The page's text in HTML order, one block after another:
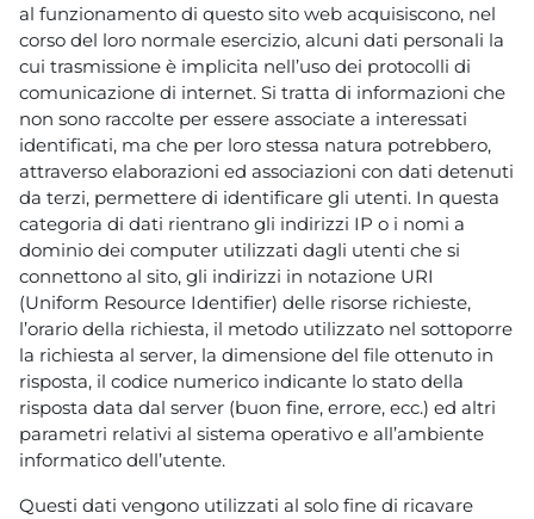
al funzionamento di questo sito web acquisiscono, nel
corso del loro normale esercizio, alcuni dati personali la
cui trasmissione è implicita nell’uso dei protocolli di
comunicazione di internet. Si tratta di informazioni che
non sono raccolte per essere associate a interessati
identificati, ma che per loro stessa natura potrebbero,
attraverso elaborazioni ed associazioni con dati detenuti
da terzi, permettere di identificare gli utenti. In questa
categoria di dati rientrano gli indirizzi IP o i nomi a
dominio dei computer utilizzati dagli utenti che si
connettono al sito, gli indirizzi in notazione URI
(Uniform Resource Identifier) delle risorse richieste,
l’orario della richiesta, il metodo utilizzato nel sottoporre
la richiesta al server, la dimensione del file ottenuto in
risposta, il codice numerico indicante lo stato della
risposta data dal server (buon fine, errore, ecc.) ed altri
parametri relativi al sistema operativo e all’ambiente
informatico dell’utente.
Questi dati vengono utilizzati al solo fine di ricavare